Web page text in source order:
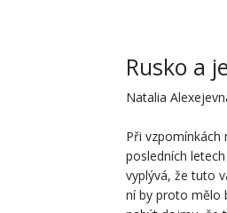
Rusko a
Natalia
Při vzpomínkách
posledních
vyplývá, že tuto
ní by proto mělo